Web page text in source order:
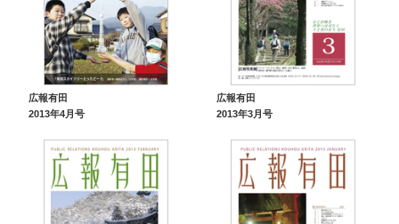
広報有田
2013年4月号
広報有田
2013年3月号